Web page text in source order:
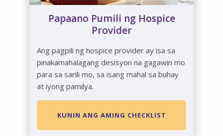
Papaano Pumili ng Hospice
Provider
Ang pagpili ng hospice provider ay isa sa
pinakamahalagang desisyon na gagawin mo
para sa sarili mo, sa isang mahal sa buhay
at iyong pamilya.
KUNIN ANG AMING CHECKLIST